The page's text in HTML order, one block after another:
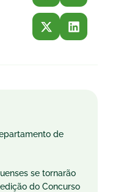
de
se tornarão
do Concurso